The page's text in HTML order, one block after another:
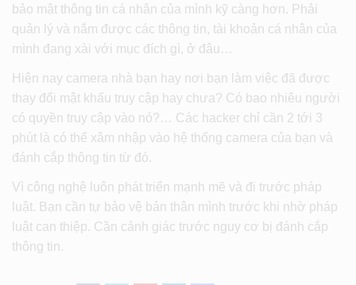
bảo mật thông tin cá nhân của mình kỹ càng hơn. Phải
quản lý và nắm được các thông tin, tài khoản cá nhân của
mình đang xài với mục đích gì, ở đâu…
Hiện nay camera nhà bạn hay nơi bạn làm việc đã được
thay đổi mật khẩu truy cập hay chưa? Có bao nhiêu người
có quyền truy cập vào nó?… Các hacker chỉ cần 2 tới 3
phút là có thể xâm nhập vào hệ thống camera của bạn và
đánh cắp thông tin từ đó.
Vì công nghệ luôn phát triển mạnh mẽ và đi trước pháp
luật. Bạn cần tự bảo vệ bản thân mình trước khi nhờ pháp
luật can thiệp. Cần cảnh giác trước nguy cơ bị đánh cắp
thông tin.